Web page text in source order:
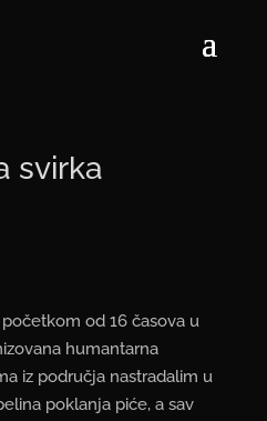
svirka
početkom od 16 časova u
humantarna
iz područja nastradalim u
poklanja piće, a sav